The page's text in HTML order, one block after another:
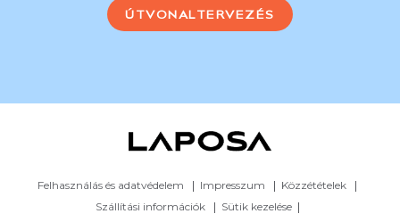
ÚTVONALTERVEZÉS
Felhasználás és adatvédelem Impresszum
Közzétételek
Szállítási információk
Sütik kezelése